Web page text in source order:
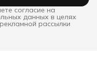
согласие на
данных в целях
рассылки